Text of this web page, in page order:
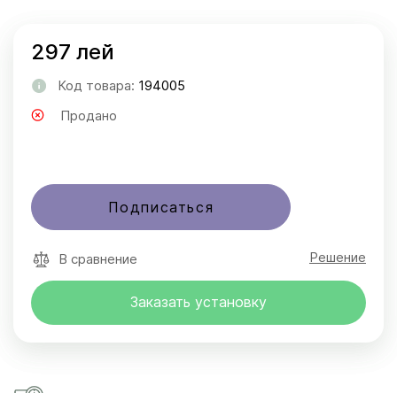
297 лей
Код товара: 194005
Продано
Подписаться
В сравнение Решение
Заказать установку